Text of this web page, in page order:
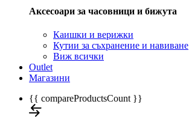
Аксесоари за часовници и бижута
Каишки и верижки
Кутии за съхранение и навиване
Виж всички
Outlet
Магазини
{{ compareProductsCount }}